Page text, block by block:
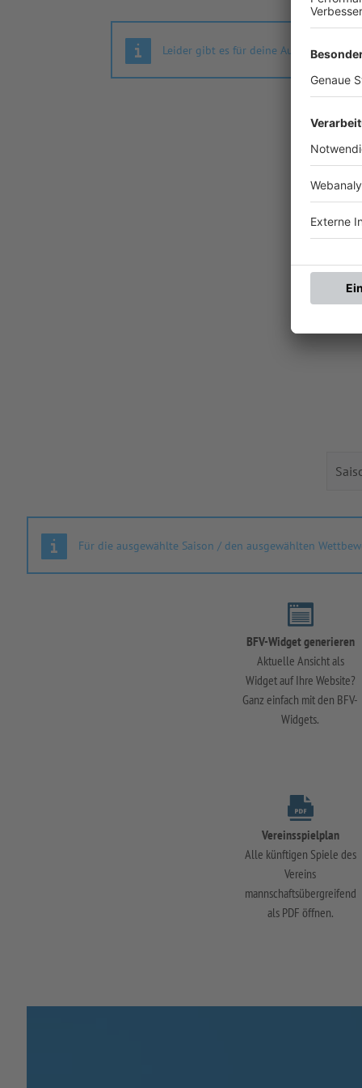
Leider gibt es für deine Auswahl keine
Für die ausgewählte Saison / den ausgewählten
BFV-Widget generieren
Aktuelle Ansicht als
Widget auf Ihre Website?
Ganz einfach mit den BFV-
Widgets.
Vereinsspielplan
Alle künftigen Spiele des
Vereins
mannschaftsübergreifend
als PDF öffnen.